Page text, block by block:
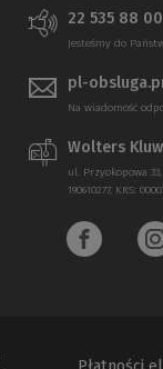
22 535 88
Jesteśmy do
pl-
Na wiadomość
Wolters
ul. Przyokopowa 33,
190610277, KRS: